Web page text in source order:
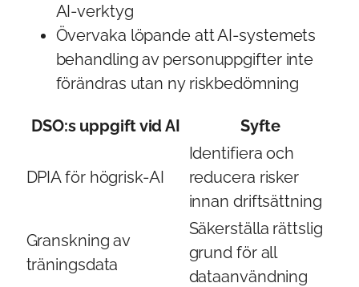
AI-verktyg
Övervaka löpande att AI-systemets
behandling av personuppgifter inte
förändras utan ny riskbedömning
DSO:s uppgift vid AI Syfte
DPIA för högrisk-AI
Identifiera och
reducera risker
innan driftsättning
Granskning av
träningsdata
Säkerställa rättslig
grund för all
dataanvändning